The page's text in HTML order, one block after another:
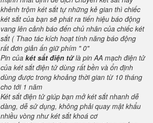
khênh trộm két sắt tự những kẻ gian thì chiếc
két sắt của bạn sẽ phát ra tiến hiệu báo động
vang lên cảnh báo đến chủ nhân của chiếc két
sắt ( Thao tác kích hoạt tính năng báo động
rất đơn giản ấn giữ phím " 0"
Pin của két sắt điện tửlà pin AA mạch điện tử
của két sắt điện tử dùng rất bền và ổn định
dùng được trong khoảng thời gian từ 10 tháng
cho tới 1 năm
Két sắt điện tử giúp bạn mở két sắt nhanh dễ
dàng, dễ sử dụng, không phải quay mật khẩu
nhiều vòng như két sắt khoá cơ